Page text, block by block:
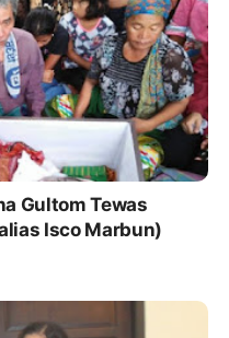
Gultom Tewas
Isco Marbun)